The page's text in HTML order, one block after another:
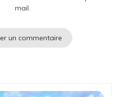
mail.